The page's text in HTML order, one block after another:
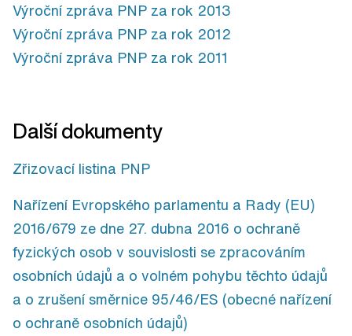
Výroční zpráva PNP za rok 2013
Výroční zpráva PNP za rok 2012
Výroční zpráva PNP za rok 2011
Další dokumenty
Zřizovací listina PNP
Nařízení Evropského parlamentu a Rady (EU)
2016/679 ze dne 27. dubna 2016 o ochraně
fyzických osob v souvislosti se zpracováním
osobních údajů a o volném pohybu těchto údajů
a o zrušení směrnice 95/46/ES (obecné nařízení
o ochraně osobních údajů)